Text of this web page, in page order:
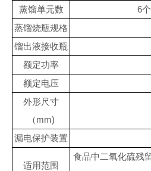
蒸馏单元数
6
蒸馏烧瓶规格
馏出液接收瓶
额定功率
额定电压
外形尺寸
（mm)
漏电保护装置
适用范围
食品中二氧化硫残